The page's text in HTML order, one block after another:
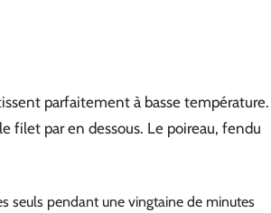
parfaitement à basse température.
filet par en dessous. Le poireau, fendu
seuls pendant une vingtaine de minutes